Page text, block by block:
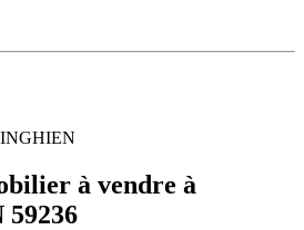
à vendre à